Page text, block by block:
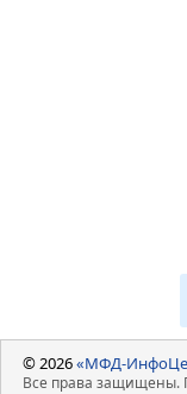
© 2026«МФД-
Все права защищены.